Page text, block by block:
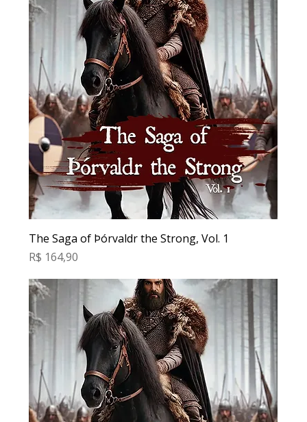
The Saga of Þórvaldr the Strong, Vol. 1
Preço
R$ 164,90